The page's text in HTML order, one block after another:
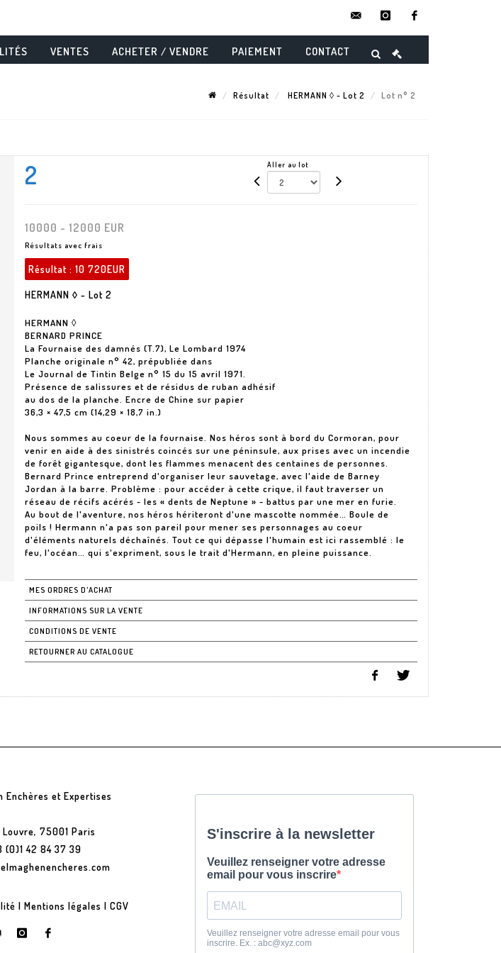
instagram
VENTES ACHETER / VENDRE PAIEMENT CONTACT
Résultat HERMANN ◊ - Lot 2 Lot n° 2
2 Aller au lot
10000 - 12000 EUR
Résultats avec frais
Résultat : 10 720EUR
HERMANN ◊ - Lot 2
HERMANN ◊
BERNARD PRINCE
La Fournaise des damnés (T.7), Le Lombard 1974
Planche originale n° 42, prépubliée dans
Le Journal de Tintin Belge n° 15 du 15 avril 1971.
Présence de salissures et de résidus de ruban adhésif
au dos de la planche. Encre de Chine sur papier
36,3 × 47,5 cm (14,29 × 18,7 in.)
Nous sommes au coeur de la fournaise. Nos héros sont à bord du Cormoran, pour
venir en aide à des sinistrés coincés sur une péninsule, aux prises avec un incendie
de forêt gigantesque, dont les flammes menacent des centaines de personnes.
Bernard Prince entreprend d'organiser leur sauvetage, avec l'aide de Barney
Jordan à la barre. Problème : pour accéder à cette crique, il faut traverser un
réseau de récifs acérés - les « dents de Neptune » - battus par une mer en furie.
Au bout de l'aventure, nos héros hériteront d'une mascotte nommée… Boule de
poils ! Hermann n'a pas son pareil pour mener ses personnages au coeur
d'éléments naturels déchaînés. Tout ce qui dépasse l'humain est ici rassemblé : le
feu, l'océan… qui s'expriment, sous le trait d'Hermann, en pleine puissance.
MES ORDRES D'ACHAT
INFORMATIONS SUR LA VENTE
CONDITIONS DE VENTE
RETOURNER AU CATALOGUE
Enchères et Expertises
75001 Paris
(0)1 42 84 37 39
| Mentions légales | CGV